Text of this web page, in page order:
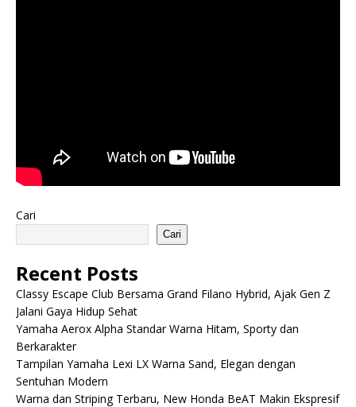
Cari
Cari
Recent Posts
Classy Escape Club Bersama Grand Filano Hybrid, Ajak Gen Z
Jalani Gaya Hidup Sehat
Yamaha Aerox Alpha Standar Warna Hitam, Sporty dan
Berkarakter
Tampilan Yamaha Lexi LX Warna Sand, Elegan dengan
Sentuhan Modern
Warna dan Striping Terbaru, New Honda BeAT Makin Ekspresif